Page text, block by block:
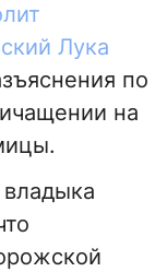
Лука
по
на
владыка